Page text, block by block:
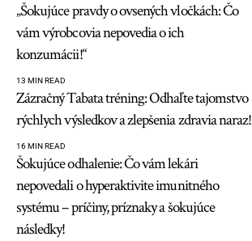
„Šokujúce pravdy o ovsených vločkách: Čo
vám výrobcovia nepovedia o ich
konzumácii!“
13 MIN READ
Zázračný Tabata tréning: Odhaľte tajomstvo
rýchlych výsledkov a zlepšenia zdravia naraz!
16 MIN READ
Šokujúce odhalenie: Čo vám lekári
nepovedali o hyperaktivite imunitného
systému – príčiny, príznaky a šokujúce
následky!